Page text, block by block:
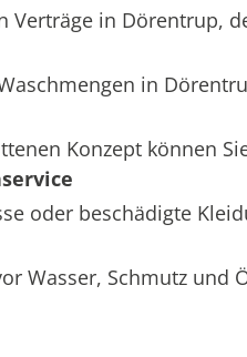
Verträge in Dörentrup,
in
Konzept können
oder beschädigte
Wasser, Schmutz